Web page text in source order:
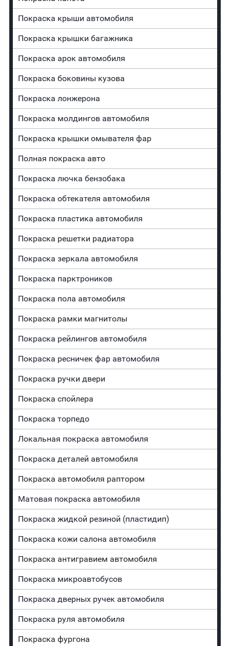
Покраска крыши автомобиля
Покраска крышки багажника
Покраска арок автомобиля
Покраска боковины кузова
Покраска лонжерона
Покраска молдингов автомобиля
Покраска крышки омывателя фар
Полная покраска авто
Покраска лючка бензобака
Покраска обтекателя автомобиля
Покраска пластика автомобиля
Покраска решетки радиатора
Покраска зеркала автомобиля
Покраска парктроников
Покраска пола автомобиля
Покраска рамки магнитолы
Покраска рейлингов автомобиля
Покраска ресничек фар автомобиля
Покраска ручки двери
Покраска спойлера
Покраска торпедо
Локальная покраска автомобиля
Покраска деталей автомобиля
Покраска автомобиля раптором
Матовая покраска автомобиля
Покраска жидкой резиной (пластидип)
Покраска кожи салона автомобиля
Покраска антигравием автомобиля
Покраска микроавтобусов
Покраска дверных ручек автомобиля
Покраска руля автомобиля
Покраска фургона